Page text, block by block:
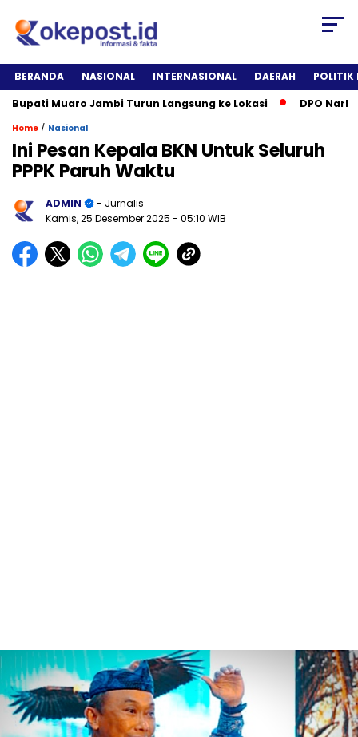
BERANDA NASIONAL INTERNASIONAL DAERAH
POLITIK
Muaro Jambi Turun Langsung ke Lokasi
DPO
Home / Nasional
Ini Pesan Kepala BKN Untuk Seluruh
PPPK Paruh Waktu
ADMIN
- Jurnalis
Kamis, 25 Desember 2025 - 05:10 WIB